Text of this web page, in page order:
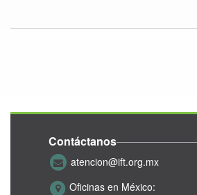
Contáctanos
atencion@ift.org.mx
Oficinas en México: